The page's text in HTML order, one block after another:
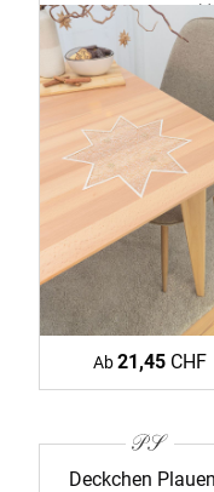
39375 ecru-gold
Ab21,45 CHF
Deckchen